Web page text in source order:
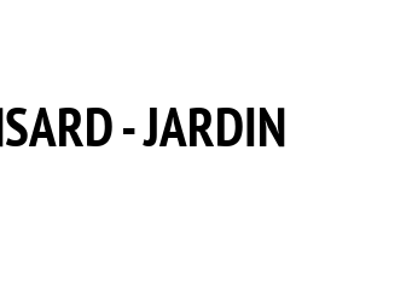
- JARDIN